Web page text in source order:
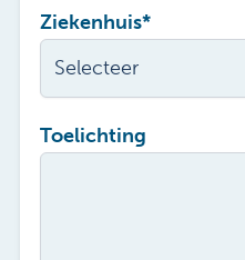
Ziekenhuis*
Toelichting